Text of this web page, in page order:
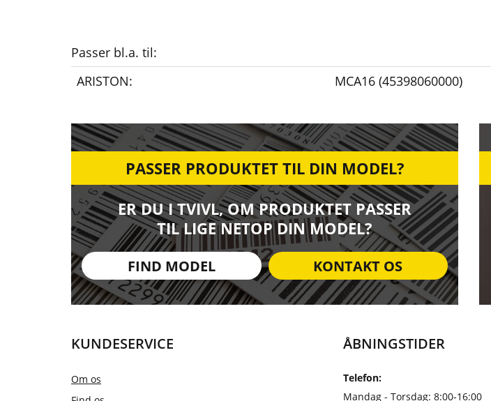
Passer bl.a. til:
ARISTON:
MCA16 (45398060000)
PASSER PRODUKTET TIL DIN MODEL?
ER DU I TVIVL, OM PRODUKTET PASSER
TIL LIGE NETOP DIN MODEL?
FIND MODEL KONTAKT OS
KUNDESERVICE
Om os
ÅBNINGSTIDER
Telefon:
Mandag - Torsdag: 8:00-16:00